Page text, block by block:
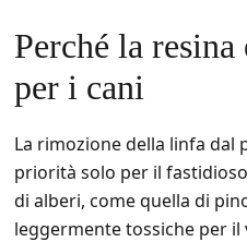
Perché la
per i cani
La rimozione della linfa dal
priorità solo per il
di alberi, come quella di
leggermente tossiche per